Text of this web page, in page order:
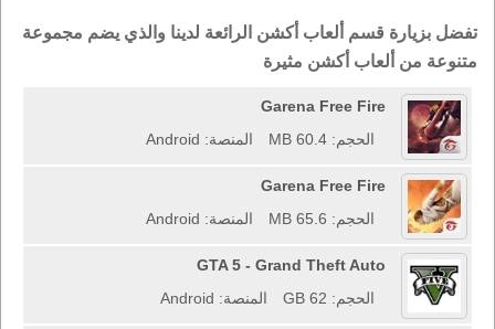
تفضل بزيارة قسم ألعاب أكشن الرائعة لدينا والذي يضم مجموعة
متنوعة من ألعاب أكشن مثيرة
Garena Free Fire
الحجم: 60.4 MB
المنصة: Android
Garena Free Fire
الحجم: 65.6 MB
المنصة: Android
GTA 5 - Grand Theft Auto
الحجم: 62 GB
المنصة: Android